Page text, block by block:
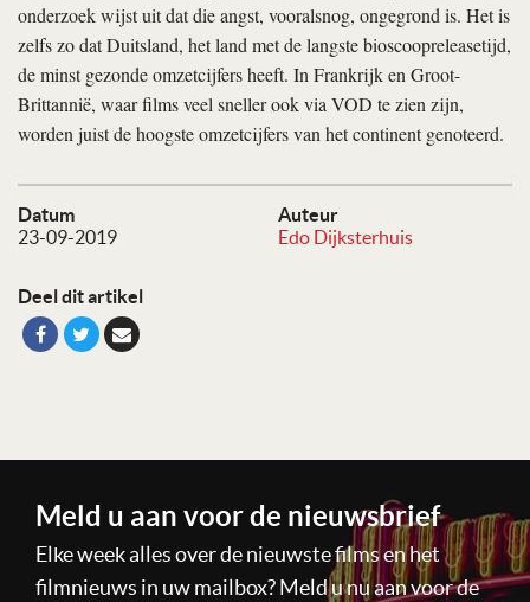
Datum
23-09-2019
Auteur
Edo Dijksterhuis
Deel dit artikel
onderzoek wijst uit dat die angst, vooralsnog, ongegrond is. Het is
zelfs zo dat Duitsland, het land met de langste bioscoopreleasetijd,
de minst gezonde omzetcijfers heeft. In Frankrijk en Groot-
Brittannië, waar films veel sneller ook via VOD te zien zijn,
worden juist de hoogste omzetcijfers van het continent genoteerd.
Meld u aan voor de nieuwsbrief
Elke week alles over de nieuwste films en het
filmnieuws in uw mailbox? Meld u nu aan voor de